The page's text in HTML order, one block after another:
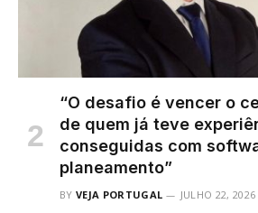
“O desafio é vencer o
de quem já teve
conseguidas com
planeamento”
BY VEJA PORTUGAL JULHO 22, 2026